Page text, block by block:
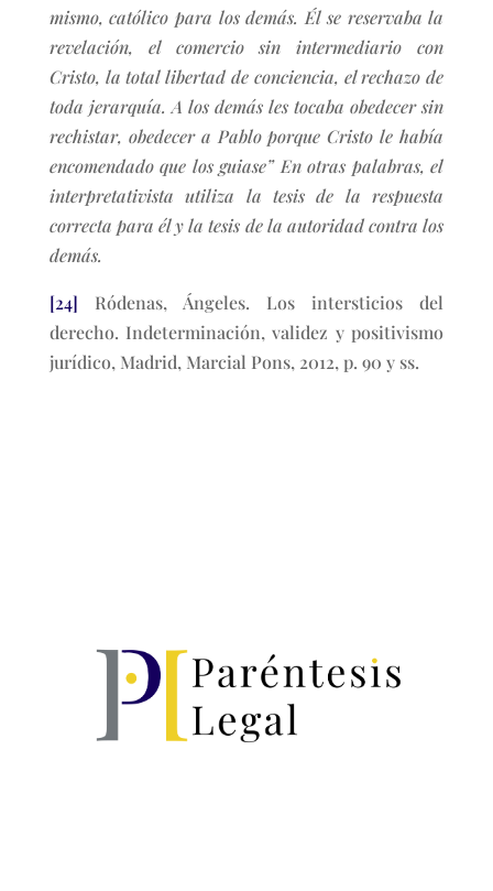
mismo, católico para los demás. Él se reservaba la
revelación, el comercio sin intermediario con
Cristo, la total libertad de conciencia, el rechazo de
toda jerarquía. A los demás les tocaba obedecer sin
rechistar, obedecer a Pablo porque Cristo le había
encomendado que los guiase” En otras palabras, el
interpretativista utiliza la tesis de la respuesta
correcta para él y la tesis de la autoridad contra los
demás.
[24] Ródenas, Ángeles. Los intersticios del
derecho. Indeterminación, validez y positivismo
jurídico, Madrid, Marcial Pons, 2012, p. 90 y ss.